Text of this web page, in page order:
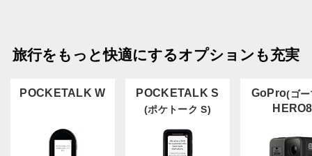
旅行をもっと快適にするオプションも充実
POCKETALK W POCKETALK S
(ポケトーク S)
GoPro(ゴ
HERO8